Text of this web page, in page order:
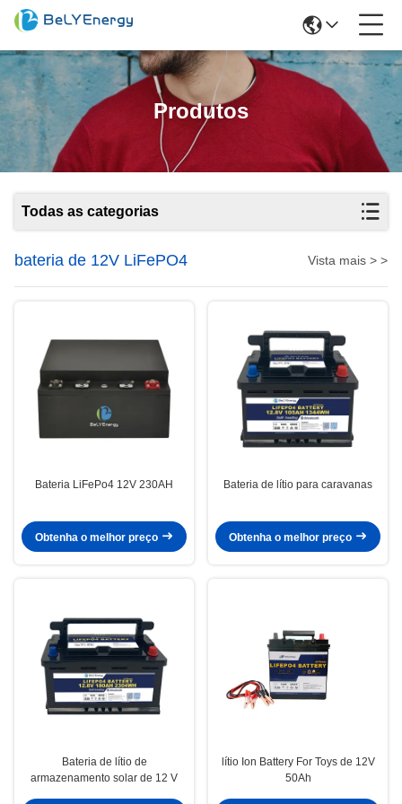
Produtos
Todas as categorias
bateria de 12V LiFePO4 Vista mais > >
Bateria LiFePo4 12V 230AH
Obtenha o melhor preço
Bateria de lítio para caravanas
Obtenha o melhor preço
Bateria de lítio de
armazenamento solar de 12 V
lítio Ion Battery For Toys de 12V
50Ah